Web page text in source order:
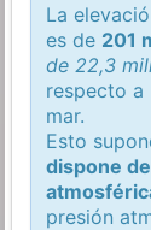
La
es de 201
de 22,3
respecto a
mar.
Esto
dispone
presión